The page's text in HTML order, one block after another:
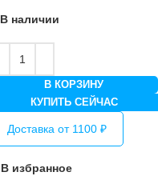
В наличии
В КОРЗИНУ
КУПИТЬ СЕЙЧАС
Доставка от 1100 ₽
В избранное